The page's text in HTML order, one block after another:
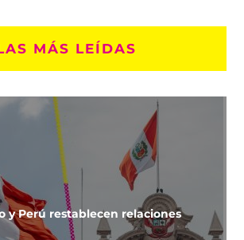
MÁS LEÍDAS
y Perú restablecen relaciones